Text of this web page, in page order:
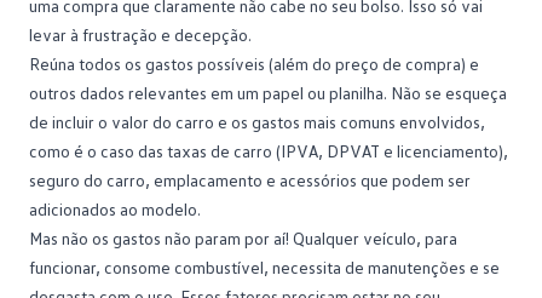
uma compra que claramente não cabe no seu bolso. Isso só vai
levar à frustração e decepção.
Reúna todos os gastos possíveis (além do preço de compra) e
outros dados relevantes em um papel ou planilha. Não se esqueça
de incluir o valor do carro e os gastos mais comuns envolvidos,
como é o caso das taxas de carro (IPVA, DPVAT e licenciamento),
seguro do carro, emplacamento e acessórios que podem ser
adicionados ao modelo.
Mas não os gastos não param por aí! Qualquer veículo, para
funcionar, consome combustível, necessita de manutenções e se